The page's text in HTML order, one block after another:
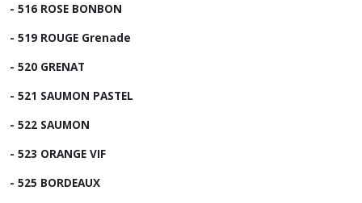
- 516 ROSE BONBON
- 519 ROUGE Grenade
- 520 GRENAT
- 521 SAUMON PASTEL
- 522 SAUMON
- 523 ORANGE VIF
- 525 BORDEAUX